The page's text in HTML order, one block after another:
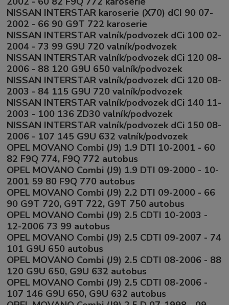
NISSAN INTERSTAR karoserie (X70) dCI 90 07-
2002 - 66 90 G9T 722 karoserie
NISSAN INTERSTAR valník/podvozek dCi 100 02-
2004 - 73 99 G9U 720 valník/podvozek
NISSAN INTERSTAR valník/podvozek dCi 120 08-
2006 - 88 120 G9U 650 valník/podvozek
NISSAN INTERSTAR valník/podvozek dCi 120 08-
2003 - 84 115 G9U 720 valník/podvozek
NISSAN INTERSTAR valník/podvozek dCi 140 11-
2003 - 100 136 ZD30 valník/podvozek
NISSAN INTERSTAR valník/podvozek dCi 150 08-
2006 - 107 145 G9U 632 valník/podvozek
OPEL MOVANO Combi (J9) 1.9 DTI 10-2001 - 60
82 F9Q 774, F9Q 772 autobus
OPEL MOVANO Combi (J9) 1.9 DTI 09-2000 - 10-
2001 59 80 F9Q 770 autobus
OPEL MOVANO Combi (J9) 2.2 DTI 09-2000 - 66
90 G9T 720, G9T 722, G9T 750 autobus
OPEL MOVANO Combi (J9) 2.5 CDTI 10-2003 -
12-2006 73 99 autobus
OPEL MOVANO Combi (J9) 2.5 CDTI 09-2007 - 74
101 G9U 650 autobus
OPEL MOVANO Combi (J9) 2.5 CDTI 08-2006 - 88
120 G9U 650, G9U 632 autobus
OPEL MOVANO Combi (J9) 2.5 CDTI 08-2006 -
107 146 G9U 650, G9U 632 autobus